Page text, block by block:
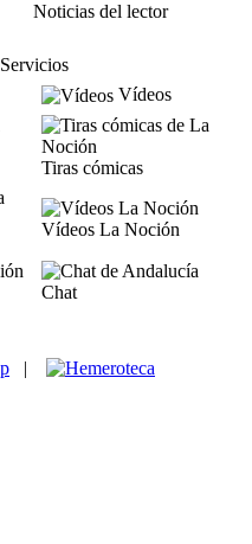
Noticias del lector
Servicios
Vídeos
Tiras cómicas
Vídeos La Noción
Chat
|